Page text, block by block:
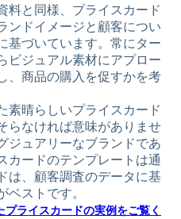
料と同様、プライスカード
ンドイメージと顧客につい
基づいています。常にター
ビジュアル素材にアプロー
、商品の購入を促すかを考
素晴らしいプライスカード
らなければ意味がありませ
ジュアリーなブランドであ
カードのテンプレートは通
は、顧客調査のデータに基
ストです。
ライスカードの実例をご覧く